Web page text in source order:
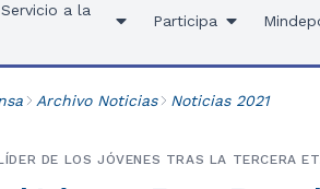
a la
Participa
Archivo Noticias Noticias 2021
DE LOS JÓVENES TRAS LA TERCERA